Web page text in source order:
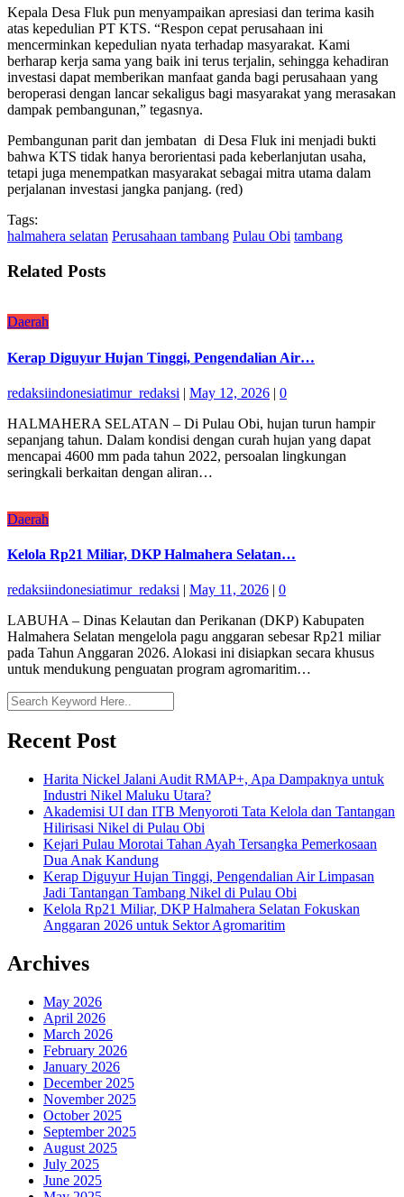
Kepala Desa Fluk pun menyampaikan apresiasi dan terima kasih
atas kepedulian PT KTS. “Respon cepat perusahaan ini
mencerminkan kepedulian nyata terhadap masyarakat. Kami
berharap kerja sama yang baik ini terus terjalin, sehingga kehadiran
investasi dapat memberikan manfaat ganda bagi perusahaan yang
beroperasi dengan lancar sekaligus bagi masyarakat yang merasakan
dampak pembangunan,” tegasnya.
Pembangunan parit dan jembatan di Desa Fluk ini menjadi bukti
bahwa KTS tidak hanya berorientasi pada keberlanjutan usaha,
tetapi juga menempatkan masyarakat sebagai mitra utama dalam
perjalanan investasi jangka panjang. (red)
Tags:
halmahera selatan Perusahaan tambang Pulau Obi tambang
Related Posts
Daerah
Kerap Diguyur Hujan Tinggi, Pengendalian Air…
redaksiindonesiatimur_redaksi | May 12, 2026 | 0
HALMAHERA SELATAN – Di Pulau Obi, hujan turun hampir
sepanjang tahun. Dalam kondisi dengan curah hujan yang dapat
mencapai 4600 mm pada tahun 2022, persoalan lingkungan
seringkali berkaitan dengan aliran…
Daerah
Kelola Rp21 Miliar, DKP Halmahera Selatan…
redaksiindonesiatimur_redaksi | May 11, 2026 | 0
LABUHA – Dinas Kelautan dan Perikanan (DKP) Kabupaten
Halmahera Selatan mengelola pagu anggaran sebesar Rp21 miliar
pada Tahun Anggaran 2026. Alokasi ini disiapkan secara khusus
untuk mendukung penguatan program agromaritim…
Recent Post
Harita Nickel Jalani Audit RMAP+, Apa Dampaknya untuk
Industri Nikel Maluku Utara?
Akademisi UI dan ITB Menyoroti Tata Kelola dan Tantangan
Hilirisasi Nikel di Pulau Obi
Kejari Pulau Morotai Tahan Ayah Tersangka Pemerkosaan
Dua Anak Kandung
Kerap Diguyur Hujan Tinggi, Pengendalian Air Limpasan
Jadi Tantangan Tambang Nikel di Pulau Obi
Kelola Rp21 Miliar, DKP Halmahera Selatan Fokuskan
Anggaran 2026 untuk Sektor Agromaritim
Archives
May 2026
April 2026
March 2026
February 2026
January 2026
December 2025
November 2025
October 2025
September 2025
August 2025
July 2025
June 2025